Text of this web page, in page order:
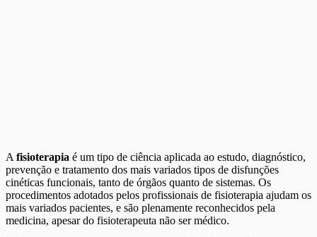
A fisioterapia é um tipo de ciência aplicada ao estudo, diagnóstico,
prevenção e tratamento dos mais variados tipos de disfunções
cinéticas funcionais, tanto de órgãos quanto de sistemas. Os
procedimentos adotados pelos profissionais de fisioterapia ajudam os
mais variados pacientes, e são plenamente reconhecidos pela
medicina, apesar do fisioterapeuta não ser médico.